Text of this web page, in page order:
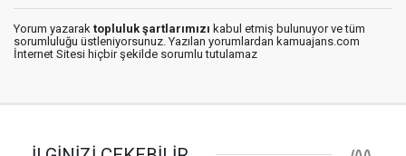
Yorum yazarak topluluk şartlarımızı kabul etmiş bulunuyor ve tüm
sorumluluğu üstleniyorsunuz. Yazılan yorumlardan kamuajans.com
İnternet Sitesi hiçbir şekilde sorumlu tutulamaz